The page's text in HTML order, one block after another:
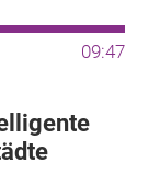
09:47